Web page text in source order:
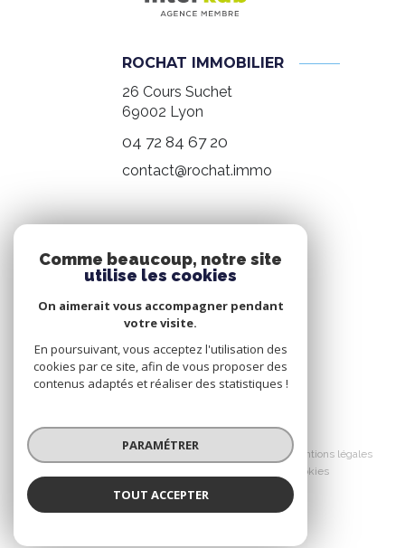
ROCHAT IMMOBILIER
26 Cours Suchet
69002 Lyon
04 72 84 67 20
contact@rochat.immo
Nous suivre
© 2026 | Tous droits réservés
Mentions légales
Cookies
Comme beaucoup, notre site
utilise les cookies
On aimerait vous accompagner pendant
votre visite.
En poursuivant, vous acceptez l'utilisation des
cookies par ce site, afin de vous proposer des
contenus adaptés et réaliser des statistiques !
PARAMÉTRER
TOUT ACCEPTER